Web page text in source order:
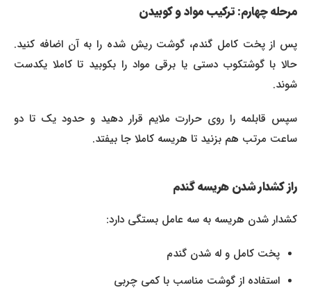
مرحله چهارم: ترکیب مواد و کوبیدن
پس از پخت کامل گندم، گوشت ریش شده را به آن اضافه کنید.
حالا با گوشتکوب دستی یا برقی مواد را بکوبید تا کاملا یکدست
شوند.
سپس قابلمه را روی حرارت ملایم قرار دهید و حدود یک تا دو
ساعت مرتب هم بزنید تا هریسه کاملا جا بیفتد.
راز کشدار شدن هریسه گندم
کشدار شدن هریسه به سه عامل بستگی دارد:
پخت کامل و له شدن گندم
استفاده از گوشت مناسب با کمی چربی